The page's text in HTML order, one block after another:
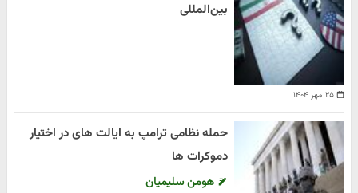
۲۵ مهر ۱۴۰۴
بین‌المللی
حمله نظامی ترامپ به ایالت های در اختیار
دموکرات ها
هومن سلیمیان